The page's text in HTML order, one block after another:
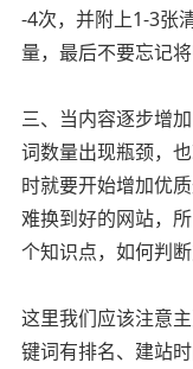
-4次，并附上1-3张
量，最后不要忘记
三、当内容逐步增
词数量出现瓶颈，
时就要开始增加优
难换到好的网站，
个知识点，如何判
这里我们应该注意
键词有排名、建站